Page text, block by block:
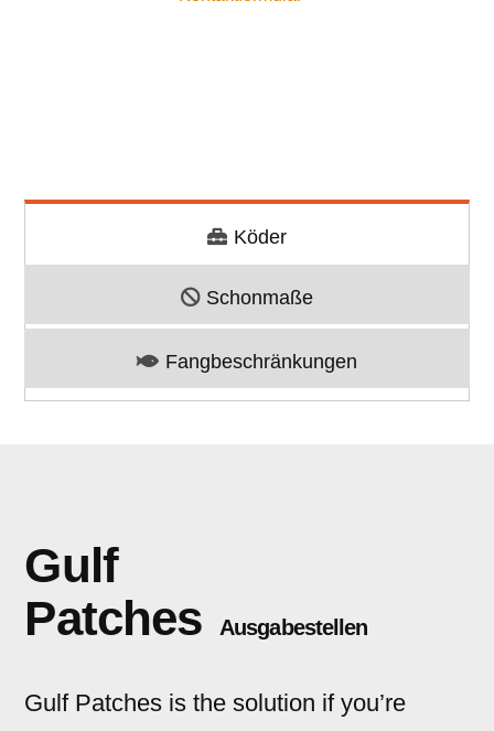
Köder
Schonmaße
Fangbeschränkungen
Gulf
Patches
Ausgabestellen
Gulf Patches is the solution if you’re